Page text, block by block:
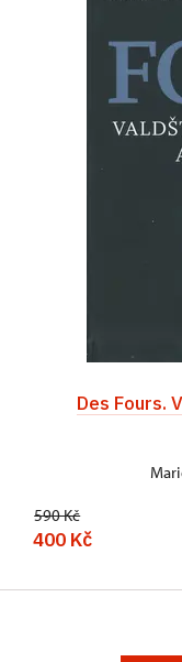
Des Fours.
590 Kč
400 Kč